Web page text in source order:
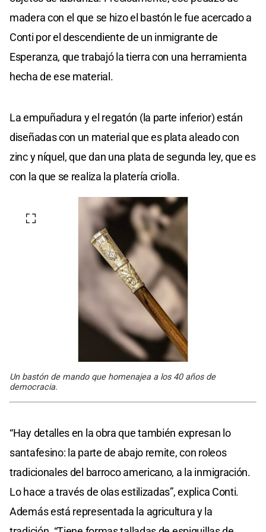
madera con el que se hizo el bastón le fue acercado a
Conti por el descendiente de un inmigrante de
Esperanza, que trabajó la tierra con una herramienta
hecha de ese material.
La empuñadura y el regatón (la parte inferior) están
diseñadas con un material que es plata aleado con
zinc y níquel, que dan una plata de segunda ley, que es
con la que se realiza la platería criolla.
Un bastón de mando que homenajea a los 40 años de
democracia.
“Hay detalles en la obra que también expresan lo
santafesino: la parte de abajo remite, con roleos
tradicionales del barroco americano, a la inmigración.
Lo hace a través de olas estilizadas”, explica Conti.
Además está representada la agricultura y la